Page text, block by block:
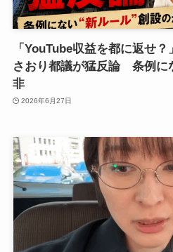
「YouTube収益を都に返せ
さおり都議が猛反論 条例に
非
2026年6月27日